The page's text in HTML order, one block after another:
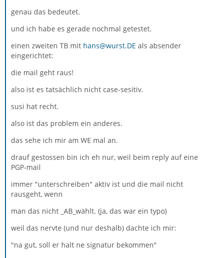
genau das bedeutet.
und ich habe es gerade nochmal getestet.
einen zweiten TB mit hans@wurst.DE als absender
eingerichtet:
die mail geht raus!
also ist es tatsächlich nicht case-sesitiv.
susi hat recht.
also ist das problem ein anderes.
das sehe ich mir am WE mal an.
drauf gestossen bin ich eh nur, weil beim reply auf eine
PGP-mail
immer "unterschreiben" aktiv ist und die mail nicht
rausgeht, wenn
man das nicht _AB_wählt. (ja, das war ein typo)
weil das nervte (und nur deshalb) dachte ich mir:
"na gut, soll er halt ne signatur bekommen"